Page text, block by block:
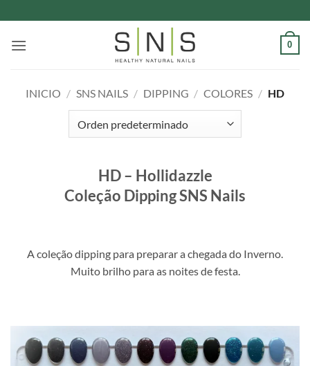
al
contenido
0
INICIO / SNS NAILS / DIPPING / COLORES / HD
HD – Hollidazzle
Coleção Dipping SNS Nails
A coleção dipping para preparar a chegada do Inverno.
Muito brilho para as noites de festa.